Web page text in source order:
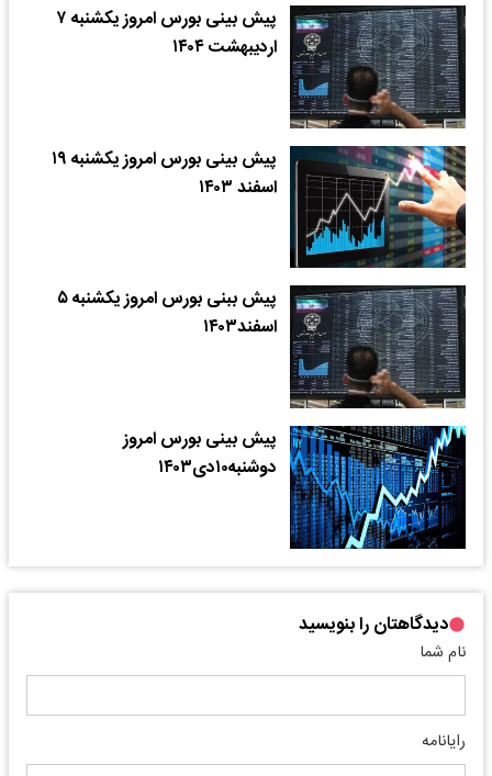
پیش بینی بورس امروز یکشنبه ۷
اردیبهشت ۱۴۰۴
پیش بینی بورس امروز یکشنبه ۱۹
اسفند ۱۴۰۳
پیش ببنی بورس امروز یکشنبه ۵
اسفند۱۴۰۳
پیش بینی بورس امروز
دوشنبه۱۰دی۱۴۰۳
دیدگاهتان را بنویسید
نام شما
رایانامه